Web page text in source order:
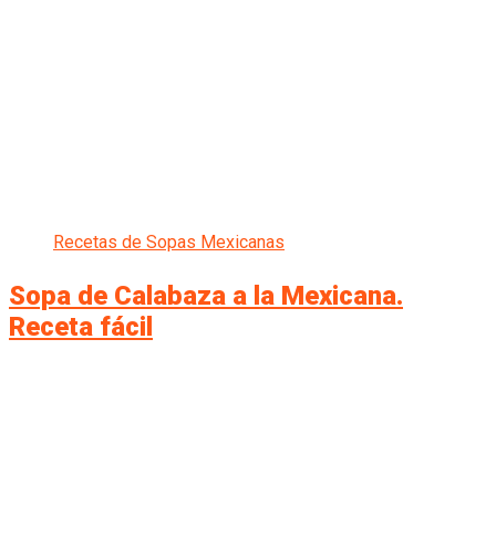
Recetas de Sopas Mexicanas
Sopa de Calabaza a la Mexicana.
Receta fácil